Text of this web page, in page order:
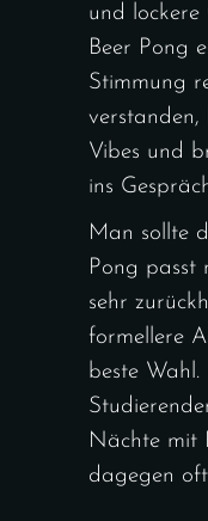
und lockere
Beer Pong
Stimmung
Vibes und
ins
Man sollte
Pong passt
sehr
formellere
beste
Nächte mit
dagegen